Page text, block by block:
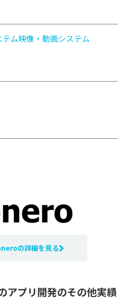
ム映像・動画システム
の詳細を見る
プリ開発のその他実績